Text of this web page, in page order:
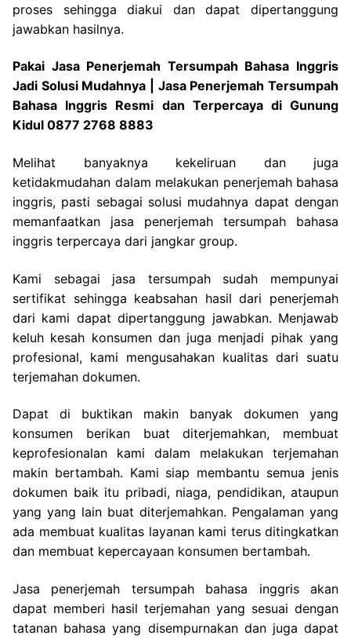
proses sehingga diakui dan dapat dipertanggung
jawabkan hasilnya.
Pakai Jasa Penerjemah Tersumpah Bahasa Inggris
Jadi Solusi Mudahnya | Jasa Penerjemah Tersumpah
Bahasa Inggris Resmi dan Terpercaya di Gunung
Kidul 0877 2768 8883
Melihat banyaknya kekeliruan dan juga
ketidakmudahan dalam melakukan penerjemah bahasa
inggris, pasti sebagai solusi mudahnya dapat dengan
memanfaatkan jasa penerjemah tersumpah bahasa
inggris terpercaya dari jangkar group.
Kami sebagai jasa tersumpah sudah mempunyai
sertifikat sehingga keabsahan hasil dari penerjemah
dari kami dapat dipertanggung jawabkan. Menjawab
keluh kesah konsumen dan juga menjadi pihak yang
profesional, kami mengusahakan kualitas dari suatu
terjemahan dokumen.
Dapat di buktikan makin banyak dokumen yang
konsumen berikan buat diterjemahkan, membuat
keprofesionalan kami dalam melakukan terjemahan
makin bertambah. Kami siap membantu semua jenis
dokumen baik itu pribadi, niaga, pendidikan, ataupun
yang yang lain buat diterjemahkan. Pengalaman yang
ada membuat kualitas layanan kami terus ditingkatkan
dan membuat kepercayaan konsumen bertambah.
Jasa penerjemah tersumpah bahasa inggris akan
dapat memberi hasil terjemahan yang sesuai dengan
tatanan bahasa yang disempurnakan dan juga dapat